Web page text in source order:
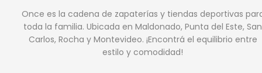
Once es la cadena de zapaterías y tiendas deportivas
toda la familia. Ubicada en Maldonado, Punta del Este, San
Carlos, Rocha y Montevideo. ¡Encontrá el equilibrio entre
estilo y comodidad!